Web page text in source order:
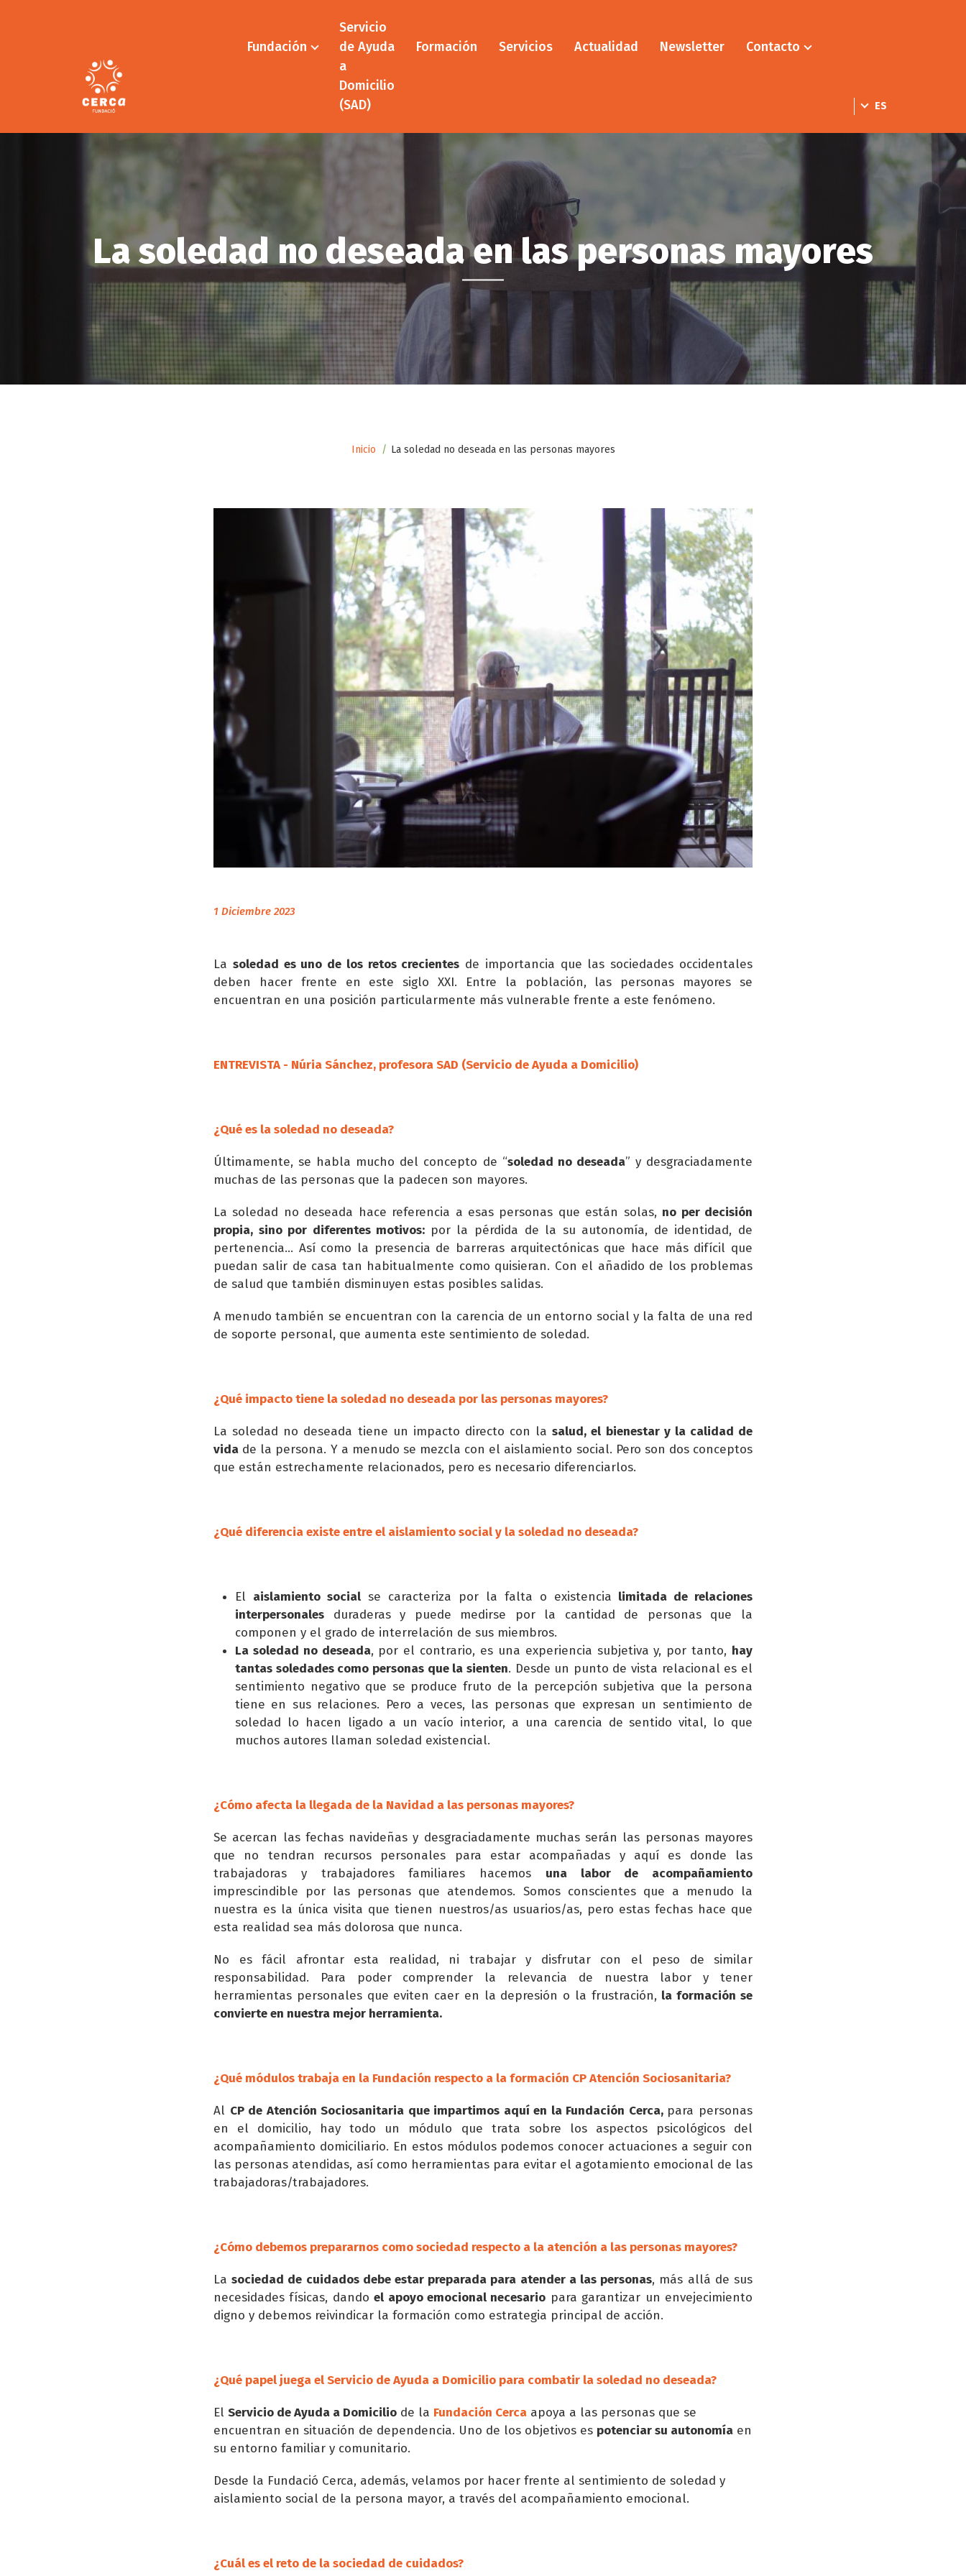
Fundación
Servicio
de Ayuda
a
Domicilio
(SAD)
Formación Servicios Actualidad Newsletter Contacto
ES
La soledad no deseada en las personas mayores
Inicio La soledad no deseada en las personas mayores
1 Diciembre 2023
La soledad es uno de los retos crecientes de importancia que las sociedades occidentales
deben hacer frente en este siglo XXI. Entre la población, las personas mayores se
encuentran en una posición particularmente más vulnerable frente a este fenómeno.
ENTREVISTA - Núria Sánchez, profesora SAD (Servicio de Ayuda a Domicilio)
¿Qué es la soledad no deseada?
Últimamente, se habla mucho del concepto de “soledad no deseada” y desgraciadamente
muchas de las personas que la padecen son mayores.
La soledad no deseada hace referencia a esas personas que están solas, no per decisión
propia, sino por diferentes motivos: por la pérdida de la su autonomía, de identidad, de
pertenencia... Así como la presencia de barreras arquitectónicas que hace más difícil que
puedan salir de casa tan habitualmente como quisieran. Con el añadido de los problemas
de salud que también disminuyen estas posibles salidas.
A menudo también se encuentran con la carencia de un entorno social y la falta de una red
de soporte personal, que aumenta este sentimiento de soledad.
¿Qué impacto tiene la soledad no deseada por las personas mayores?
La soledad no deseada tiene un impacto directo con lasalud, el bienestar y la calidad de
vida de la persona. Y a menudo se mezcla con el aislamiento social. Pero son dos conceptos
que están estrechamente relacionados, pero es necesario diferenciarlos.
¿Qué diferencia existe entre el aislamiento social y la soledad no deseada?
El aislamiento social se caracteriza por la falta o existencia limitada de relaciones
interpersonales duraderas y puede medirse por la cantidad de personas que la
componen y el grado de interrelación de sus miembros.
La soledad no deseada, por el contrario, es una experiencia subjetiva y, por tanto, hay
tantas soledades como personas que la sienten. Desde un punto de vista relacional es el
sentimiento negativo que se produce fruto de la percepción subjetiva que la persona
tiene en sus relaciones. Pero a veces, las personas que expresan un sentimiento de
soledad lo hacen ligado a un vacío interior, a una carencia de sentido vital, lo que
muchos autores llaman soledad existencial.
¿Cómo afecta la llegada de la Navidad a las personas mayores?
Se acercan las fechas navideñas y desgraciadamente muchas serán las personas mayores
que no tendran recursos personales para estar acompañadas y aquí es donde las
trabajadoras y trabajadores familiares hacemos una labor de acompañamiento
imprescindible por las personas que atendemos. Somos conscientes que a menudo la
nuestra es la única visita que tienen nuestros/as usuarios/as, pero estas fechas hace que
esta realidad sea más dolorosa que nunca.
No es fácil afrontar esta realidad, ni trabajar y disfrutar con el peso de similar
responsabilidad. Para poder comprender la relevancia de nuestra labor y tener
herramientas personales que eviten caer en la depresión o la frustración, la formación se
convierte en nuestra mejor herramienta.
¿Qué módulos trabaja en la Fundación respecto a la formación CP Atención Sociosanitaria?
Al CP de Atención Sociosanitaria que impartimos aquí en la Fundación Cerca, para personas
en el domicilio, hay todo un módulo que trata sobre los aspectos psicológicos del
acompañamiento domiciliario. En estos módulos podemos conocer actuaciones a seguir con
las personas atendidas, así como herramientas para evitar el agotamiento emocional de las
trabajadoras/trabajadores.
¿Cómo debemos prepararnos como sociedad respecto a la atención a las personas mayores?
Lasociedad de cuidados debe estar preparada para atender a las personas, más allá de sus
necesidades físicas, dandoel apoyo emocional necesario para garantizar un envejecimiento
digno y debemos reivindicar la formación como estrategia principal de acción.
¿Qué papel juega el Servicio de Ayuda a Domicilio para combatir la soledad no deseada?
El Servicio de Ayuda a Domicilio de la Fundación Cerca apoya a las personas que se
encuentran en situación de dependencia. Uno de los objetivos es potenciar su autonomía en
su entorno familiar y comunitario.
Desde la Fundació Cerca, además, velamos por hacer frente al sentimiento de soledad y
aislamiento social de la persona mayor, a través del acompañamiento emocional.
¿Cuál es el reto de la sociedad de cuidados?